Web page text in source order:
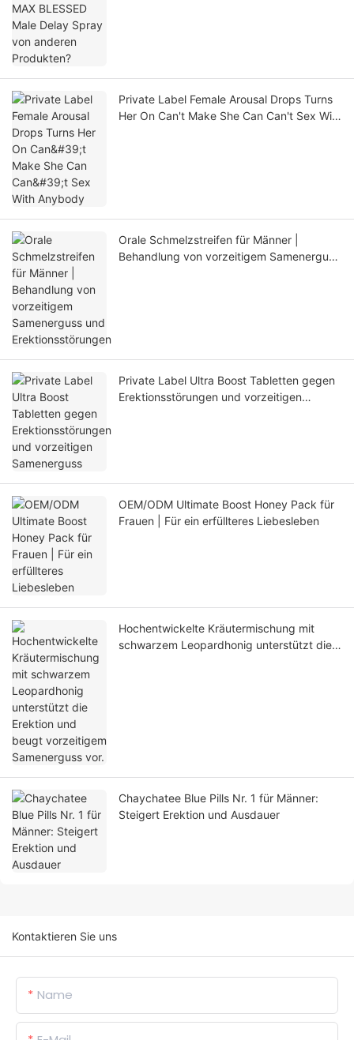
Private Label Female Arousal Drops Turns
Her On Can't Make She Can Can't Sex With
Orale Schmelzstreifen für Männer |
Behandlung von vorzeitigem Samenerguss
Private Label Ultra Boost Tabletten gegen
Erektionsstörungen und vorzeitigen
OEM/ODM Ultimate Boost Honey Pack für
Frauen | Für ein erfüllteres Liebesleben
Hochentwickelte Kräutermischung mit
schwarzem Leopardhonig unterstützt die
Chaychatee Blue Pills Nr. 1 für Männer:
Steigert Erektion und Ausdauer
Kontaktieren Sie uns
Name